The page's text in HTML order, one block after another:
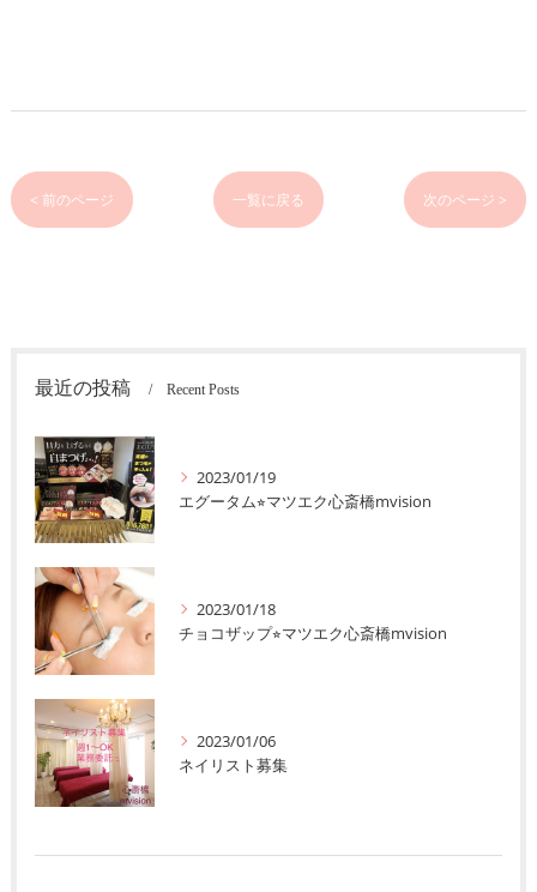
< 前のページ 一覧に戻る 次のページ >
最近の投稿 Recent Posts
2023/01/19
エグータム⭐︎マツエク心斎橋mvision
2023/01/18
チョコザップ⭐︎マツエク心斎橋mvision
2023/01/06
ネイリスト募集